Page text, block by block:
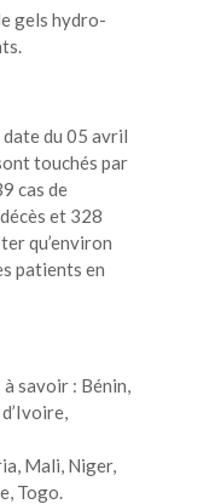
gels hydro-
date du 05 avril
touchés par
cas de
et 328
qu’environ
patients en
savoir : Bénin,
Mali, Niger,
Togo.